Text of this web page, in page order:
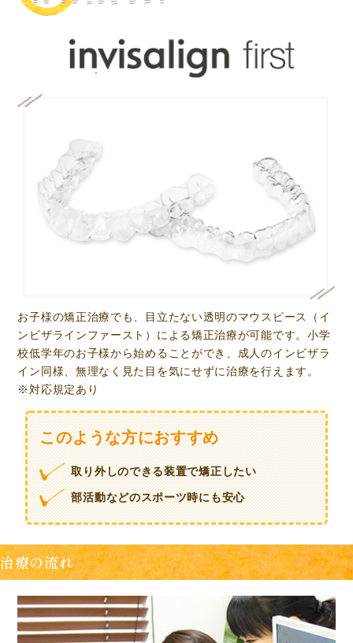
お子様の矯正治療でも、目立たない透明のマウスピース（イ
ンビザラインファースト）による矯正治療が可能です。小学
校低学年のお子様から始めることができ、成人のインビザラ
イン同様、無理なく見た目を気にせずに治療を行えます。
※対応規定あり
このような方におすすめ
取り外しのできる装置で矯正したい
部活動などのスポーツ時にも安心
治療の流れ